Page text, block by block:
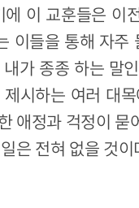
이 교훈들은 이
이들을 통해 자
가 종종 하는 말
시하는 여러 대
애정과 걱정이
은 전혀 없을 것